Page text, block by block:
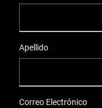
Apellido
Correo Electrónico